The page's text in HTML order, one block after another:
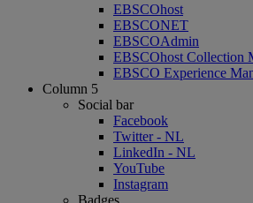
EBSCOhost
EBSCONET
EBSCOAdmin
EBSCOhost Collection
EBSCO Experience
Column 5
Social bar
Facebook
Twitter - NL
LinkedIn - NL
YouTube
Instagram